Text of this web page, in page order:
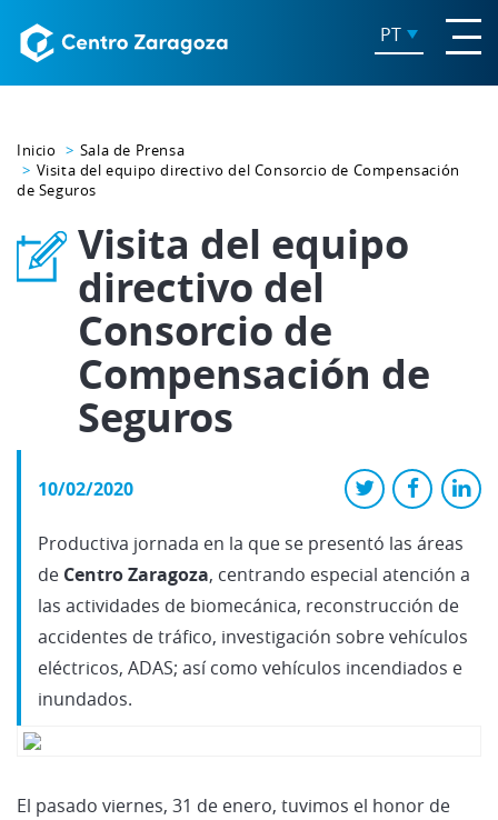
PT
Inicio
Sala de Prensa
Visita del equipo directivo del Consorcio de Compensación
de Seguros
Visita del equipo
directivo del
Consorcio de
Compensación de
Seguros
10/02/2020
Productiva jornada en la que se presentó las áreas
de Centro Zaragoza, centrando especial atención a
las actividades de biomecánica, reconstrucción de
accidentes de tráfico, investigación sobre vehículos
eléctricos, ADAS; así como vehículos incendiados e
inundados.
El pasado viernes, 31 de enero, tuvimos el honor de